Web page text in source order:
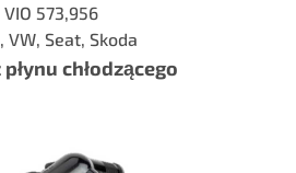
VIO 573,956
VW, Seat, Skoda
płynu chłodzącego